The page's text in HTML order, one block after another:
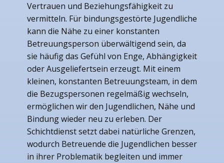
Vertrauen und Beziehungsfähigkeit zu
vermitteln. Für bindungsgestörte Jugendliche
kann die Nähe zu einer konstanten
Betreuungsperson überwältigend sein, da
sie häufig das Gefühl von Enge, Abhängigkeit
oder Ausgeliefertsein erzeugt. Mit einem
kleinen, konstanten Betreuungsteam, in dem
die Bezugspersonen regelmäßig wechseln,
ermöglichen wir den Jugendlichen, Nähe und
Bindung wieder neu zu erleben. Der
Schichtdienst setzt dabei natürliche Grenzen,
wodurch Betreuende die Jugendlichen besser
in ihrer Problematik begleiten und immer